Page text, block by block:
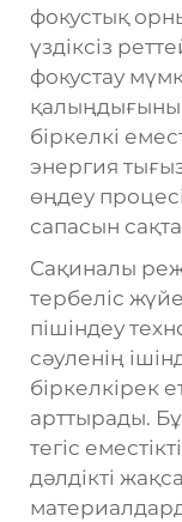
фокустық
үздіксіз
фокустау
біркелкі
энергия
өңдеу
сапасын
Сақиналы
тербеліс
пішіндеу
сәуленің
біркелкірек
арттырады.
тегіс
дәлдікті